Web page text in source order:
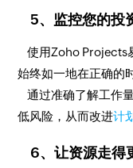
5、监控您的投
使用Zoho Projects
始终如一地在正确的
通过准确了解工作
低风险，从而改进计
6、让资源走得